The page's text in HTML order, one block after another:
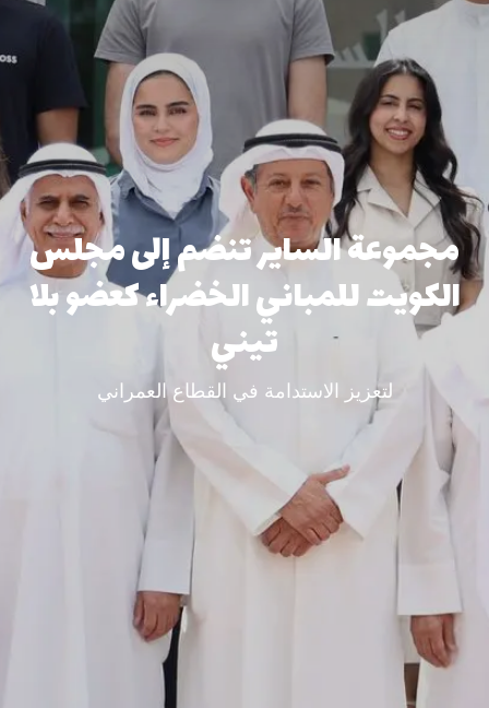
​مجموعة الساير تنضم إلى مجلس
الكويت للمباني الخضراء كعضو بلا​
تيني
لتعزيز الاستدامة في القطاع العمراني